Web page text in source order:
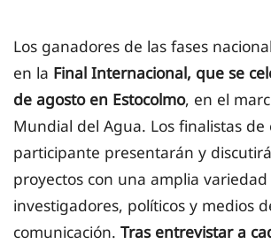
Los ganadores de las fases
en la Final Internacional, que se
de agosto en Estocolmo, en el
Mundial del Agua. Los finalistas de
participante presentarán y
proyectos con una amplia variedad
investigadores, políticos y medios
comunicación. Tras entrevistara